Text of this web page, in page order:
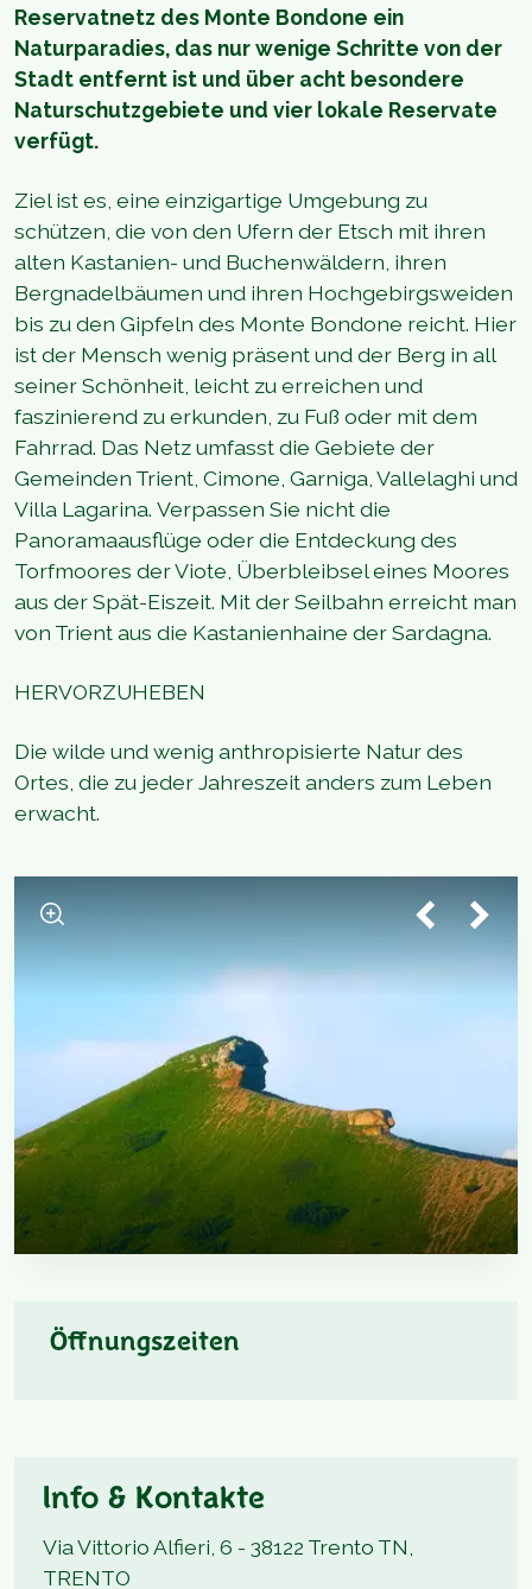
Reservatnetz des Monte Bondone ein
Naturparadies, das nur wenige Schritte von der
Stadt entfernt ist und über acht besondere
Naturschutzgebiete und vier lokale Reservate
verfügt.
Ziel ist es, eine einzigartige Umgebung zu
schützen, die von den Ufern der Etsch mit ihren
alten Kastanien- und Buchenwäldern, ihren
Bergnadelbäumen und ihren Hochgebirgsweiden
bis zu den Gipfeln des Monte Bondone reicht. Hier
ist der Mensch wenig präsent und der Berg in all
seiner Schönheit, leicht zu erreichen und
faszinierend zu erkunden, zu Fuß oder mit dem
Fahrrad. Das Netz umfasst die Gebiete der
Gemeinden Trient, Cimone, Garniga, Vallelaghi und
Villa Lagarina. Verpassen Sie nicht die
Panoramaausflüge oder die Entdeckung des
Torfmoores der Viote, Überbleibsel eines Moores
aus der Spät-Eiszeit. Mit der Seilbahn erreicht man
von Trient aus die Kastanienhaine der Sardagna.
HERVORZUHEBEN
Die wilde und wenig anthropisierte Natur des
Ortes, die zu jeder Jahreszeit anders zum Leben
erwacht.
Öffnungszeiten
Info & Kontakte
Via Vittorio Alfieri, 6 - 38122 Trento TN,
TRENTO